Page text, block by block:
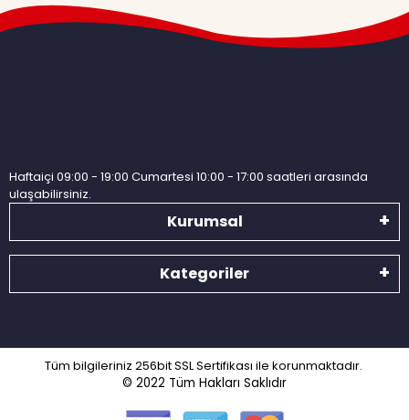
Haftaiçi 09:00 - 19:00 Cumartesi 10:00 - 17:00 saatleri arasında
ulaşabilirsiniz.
Kurumsal
Kategoriler
Tüm bilgileriniz 256bit SSL Sertifikası ile korunmaktadır.
© 2022 Tüm Hakları Saklıdır